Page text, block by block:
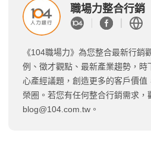
職場力整合行銷
《104職場力》為您整合最新行銷
例、徵才觀點、最新產業趨勢，時
心產經議題，創造更多的客戶價
榮圈。若您有任何整合行銷需求，
blog@104.com.tw 。